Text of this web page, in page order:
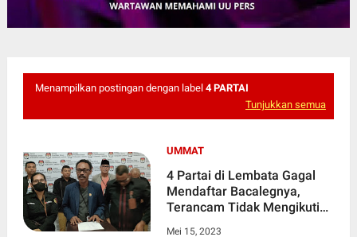
Menampilkan postingan dengan label 4 PARTAI
Tunjukkan semua
UMMAT
4 Partai di Lembata Gagal
Mendaftar Bacalegnya,
Terancam Tidak Mengikuti
Mei 15, 2023